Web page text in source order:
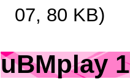
07, 80 KB)
uBMplay